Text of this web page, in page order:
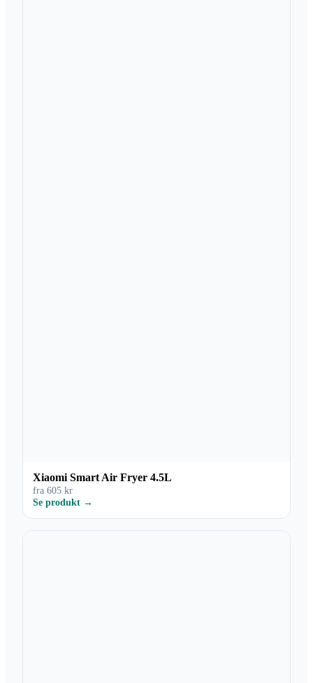
Xiaomi Smart Air Fryer 4.5L
fra 605 kr
Se produkt →